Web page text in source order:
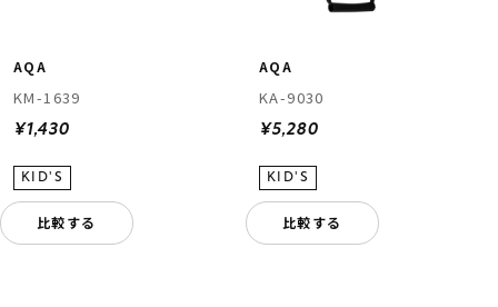
AQA
KM-1639
¥1,430
比較する
AQA
KA-9030
¥5,280
比較する